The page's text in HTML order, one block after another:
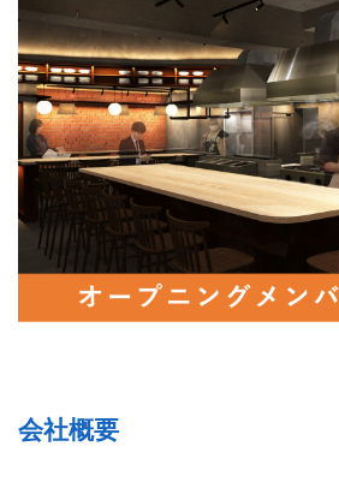
会社概要